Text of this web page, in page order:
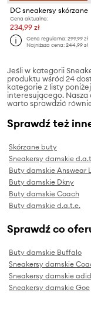
DC sneakersy skórzane
Cena aktualna:
234,99 zł
Cena regularna:299,99 zł
Najniższa cena:244,99 zł
Jeśli w kategorii
produktu wśród 24
kategorie z listy
interesującego.
warto sprawdzić
Sprawdź też
Skórzane buty
Sneakersy damskie
Buty damskie Answear
Buty damskie Dkny
Buty damskie Coach
Buty damskie d.a.t.e.
Sprawdź co
Buty damskie Buffalo
Sneakersy damskie
Sneakersy damskie
Sneakersy damskie Goe